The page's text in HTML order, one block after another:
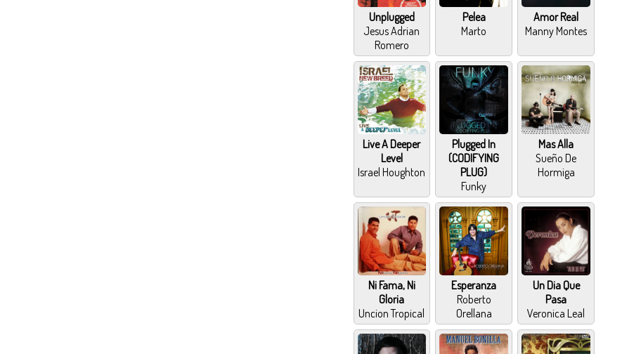
Unplugged
Jesus Adrian
Romero
Pelea
Marto
Amor Real
Manny Montes
Live A Deeper
Level
Israel Houghton
Plugged In
(CODIFYING
PLUG)
Funky
Mas Alla
Sueño De
Hormiga
Ni Fama, Ni
Gloria
Uncion Tropical
Esperanza
Roberto
Orellana
Un Dia Que
Pasa
Veronica Leal